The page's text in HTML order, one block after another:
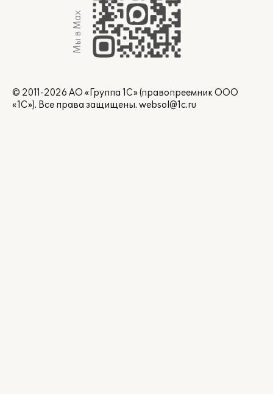
Мы в Max
© 2011-2026 АО «Группа 1С» (правопреемник ООО
«1С»). Все права защищены. websol@1c.ru